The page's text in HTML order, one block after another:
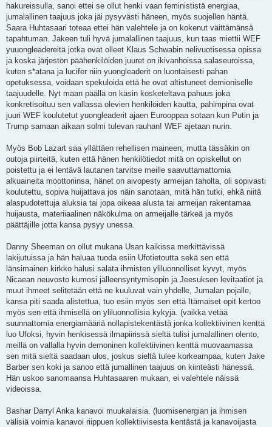
hakureissulla, sanoi ettei se ollut henki vaan feminististä energiaa,
jumalallinen taajuus joka jäi pysyvästi häneen, myös suojellen häntä.
Saara Huhtasaari toteaa ettei hän valehtele ja on kokenut väittämänsä
tapahtuman. Jakeen tuli hyvä jumalallinen taajuus, kun taas miettii WEF
yuuongleadereitä jotka ovat olleet Klaus Schwabin nelivuotisessa opissa
ja koska järjestön päähenkilöiden juuret on ikivanhoissa salaseuroissa,
kuten s*atana ja lucifer niin yuongleaderit on luontaisesti pahan
opetuksessa, voidaan spekuloida että he ovat altistuneet demioniselle
taajuudelle. Nyt maan päällä on käsin kosketeltava pahuus joka
konkretisoituu sen vallassa olevien henkilöiden kautta, pahimpina ovat
juuri WEF koulutetut yuongleaderit ajaen Eurooppaa sotaan kun Putin ja
Trump samaan aikaan solmi tulevan rauhan! WEF ajetaan nurin.
Myös Bob Lazart saa yllättäen rehellisen maineen, mutta tässäkin on
outoja piirteitä, kuten että hänen henkilötiedot mitä on opiskellut on
poistettu ja ei lentävä lautanen tarvitse meille saavuttamattomia
alkuaineita moottoriinsa, hänet on aivopesty armeijan taholta, oli sopivasti
koulutettu, sopiva huijattava jos näin sanotaan, mitä hän tutki, ehkä niitä
alaspudotettuja aluksia tai jopa oikeaa alusta tai armeijan rakentamaa
huijausta, materiiaalinen näkökulma on armeijalle tärkeä ja myös
päättäjille jotta kansa pysyy unessa.
Danny Sheeman on ollut mukana Usan kaikissa merkittävissä
lakijutuissa ja hän haluaa tuoda esiin Ufotietoutta sekä sen että
länsimainen kirkko halusi salata ihmisten yliluonnolliset kyvyt, myös
Nicaean neuvosto kumosi jälleensyntymisopin ja Jeesuksen levitaatiot ja
muut ihmeet selitetään että ne kuuluvat vain yhdelle, Jumalan pojalle,
kansa piti saada alistettua, tuo esiin myös sen että Itämaiset opit kertoo
myös sen että ihmisellä on yliluonnollisia kykyjä. (vaikka vetää
suunnattomia energiamääriä nollapistekentästä jonka kollektiivinen kenttä
luo Ufoksi, hyvin henkisessä ilmapiirissä sieltä tulisi jumalallinen olento,
meillä on vallalla hyvin demoninen kollektiivinen kenttä muovaamassa
sen mitä sieltä saadaan ulos, joskus sieltä tulee korkeampaa, kuten Jake
Barber sen koki ja sanoo että jumallinen taajuus on kiinteästi hänessä.
Hän uskoo sanomaansa Huhtasaaren mukaan, ei valehtele näissä
videoissa.
Bashar Darryl Anka kanavoi muukalaisia. (luomisenergian ja ihmisen
välisiä voimia kanavoi riippuen kollektiivisesta kentästä ja kanavoijasta